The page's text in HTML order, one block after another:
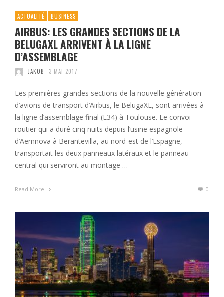
ACTUALITÉ BUSINESS
AIRBUS: LES GRANDES SECTIONS DE LA
BELUGAXL ARRIVENT À LA LIGNE
D’ASSEMBLAGE
JAKOB 3 MAI 2017
Les premières grandes sections de la nouvelle génération
d’avions de transport d’Airbus, le BelugaXL, sont arrivées à
la ligne d’assemblage final (L34) à Toulouse. Le convoi
routier qui a duré cinq nuits depuis l’usine espagnole
d’Aernnova à Berantevilla, au nord-est de l’Espagne,
transportait les deux panneaux latéraux et le panneau
central qui serviront au montage …
Read More 0